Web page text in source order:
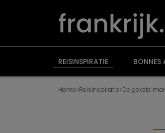
REISINSPIRATIE BONNES
Home>Reisinspiratie>De gekste